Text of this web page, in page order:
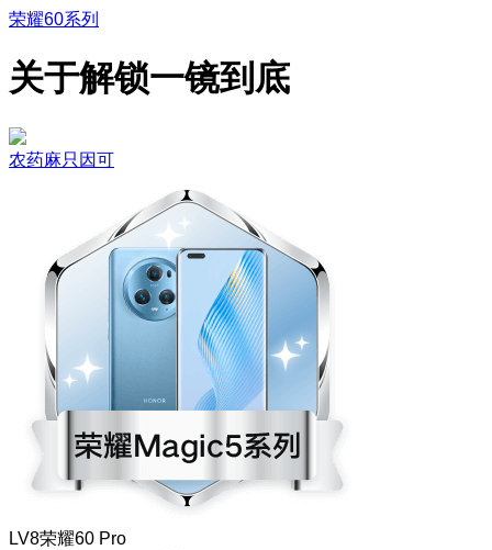
荣耀60系列
关于解锁一镜到底
农药麻只因可
LV8荣耀60 Pro